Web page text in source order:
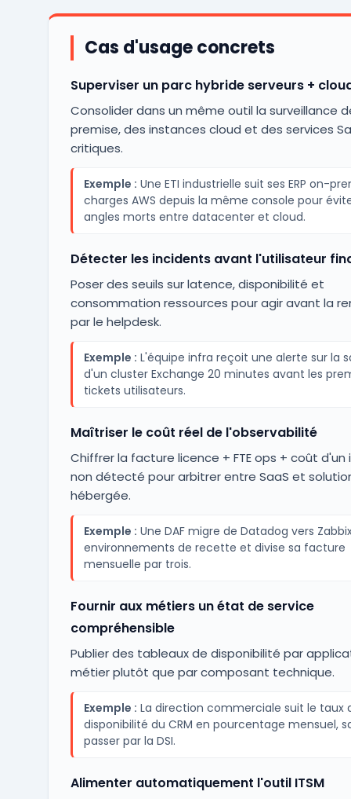
Cas d'usage concrets
Superviser un parc hybride serveurs +
Consolider dans un même outil la surveillance
premise, des instances cloud et des services
critiques.
Exemple : Une ETI industrielle suit ses ERP on-
charges AWS depuis la même console pour
angles morts entre datacenter et cloud.
Détecter les incidents avant l'utilisateur
Poser des seuils sur latence, disponibilité et
consommation ressources pour agir avant la
par le helpdesk.
Exemple : L'équipe infra reçoit une alerte sur la
d'un cluster Exchange 20 minutes avant les
tickets utilisateurs.
Maîtriser le coût réel de l'observabilité
Chiffrer la facture licence + FTE ops + coût d'un
non détecté pour arbitrer entre SaaS et
hébergée.
Exemple : Une DAF migre de Datadog vers
environnements de recette et divise sa facture
mensuelle par trois.
Fournir aux métiers un état de service
compréhensible
Publier des tableaux de disponibilité par
métier plutôt que par composant technique.
Exemple : La direction commerciale suit le taux
disponibilité du CRM en pourcentage mensuel,
passer par la DSI.
Alimenter automatiquement l'outil ITSM